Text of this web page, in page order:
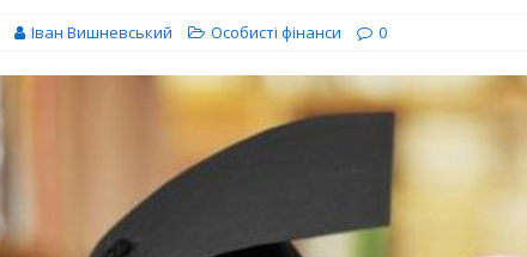
ФІНАНСИ
Іван Вишневський Особисті фінанси 0